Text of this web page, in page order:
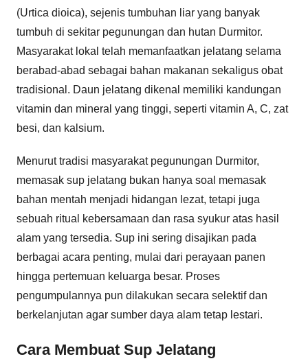
(Urtica dioica), sejenis tumbuhan liar yang banyak
tumbuh di sekitar pegunungan dan hutan Durmitor.
Masyarakat lokal telah memanfaatkan jelatang selama
berabad-abad sebagai bahan makanan sekaligus obat
tradisional. Daun jelatang dikenal memiliki kandungan
vitamin dan mineral yang tinggi, seperti vitamin A, C, zat
besi, dan kalsium.
Menurut tradisi masyarakat pegunungan Durmitor,
memasak sup jelatang bukan hanya soal memasak
bahan mentah menjadi hidangan lezat, tetapi juga
sebuah ritual kebersamaan dan rasa syukur atas hasil
alam yang tersedia. Sup ini sering disajikan pada
berbagai acara penting, mulai dari perayaan panen
hingga pertemuan keluarga besar. Proses
pengumpulannya pun dilakukan secara selektif dan
berkelanjutan agar sumber daya alam tetap lestari.
Cara Membuat Sup Jelatang